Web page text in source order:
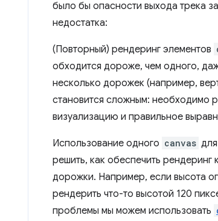
было бы опасности выхода трека
недостатка:
(Повторный) рендеринг элементов
обходится дороже, чем одного,
несколько дорожек (например,
становится сложным: необходимо
визуализацию и правильное
Использование одного canvas
решить, как обеспечить
дорожки. Например, если высота
рендерить что-то высотой 120
проблемы мы можем использовать